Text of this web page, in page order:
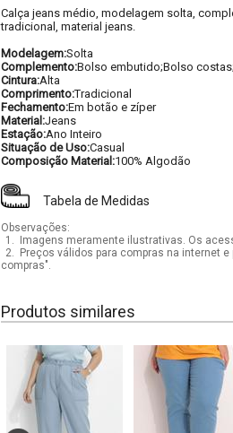
Calça jeans médio, modelagem solta,
tradicional, material jeans.
Modelagem:Solta
Complemento:Bolso embutido;Bolso
Cintura:Alta
Comprimento:Tradicional
Fechamento:Em botão e zíper
Material:Jeans
Estação:Ano Inteiro
Situação de Uso:Casual
Composição Material:100% Algodão
Tabela de Medidas
Observações:
1.
Imagens meramente ilustrativas. Os
2.
Preços válidos para compras na internet
compras".
Produtos similares